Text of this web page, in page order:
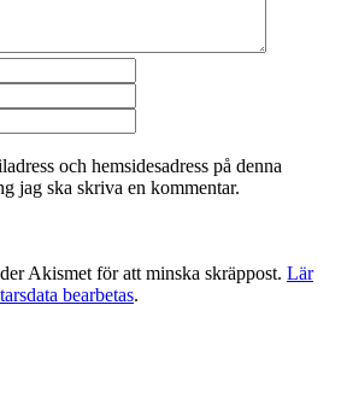
och hemsidesadress på denna
jag ska skriva en kommentar.
Akismet för att minska skräppost. Lär
bearbetas.